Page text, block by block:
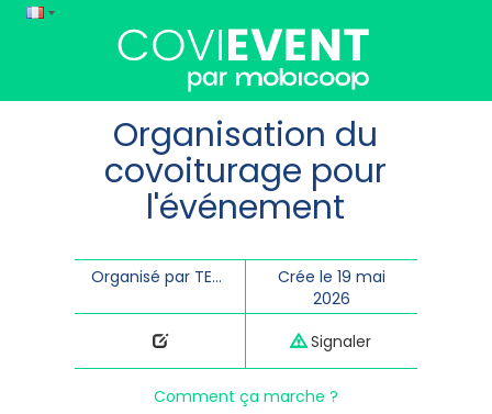
Organisation du
covoiturage pour
l'événement
Organisé par TEMPO LATINO
Crée le 19 mai
2026
Signaler
Comment ça marche ?